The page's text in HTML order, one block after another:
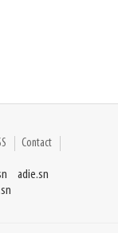
Contact
adie.sn